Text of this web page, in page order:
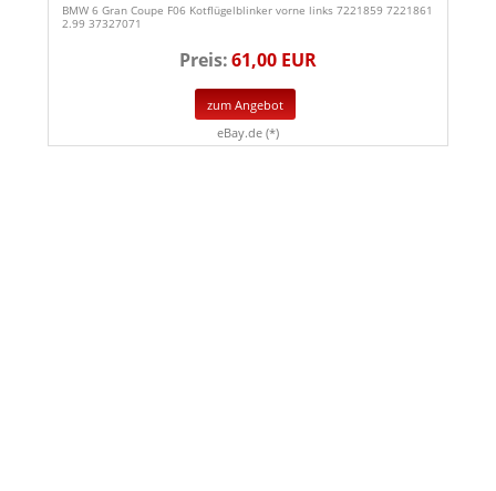
BMW 6 Gran Coupe F06 Kotflügelblinker vorne links 7221859 7221861
2.99 37327071
Preis:61,00 EUR
zum Angebot
eBay.de (*)